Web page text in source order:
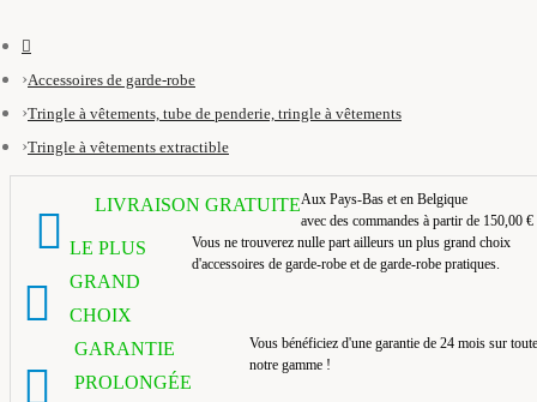
Accessoires de garde-robe
Tringle à vêtements, tube de penderie, tringle à vêtements
Tringle à vêtements extractible
LIVRAISON GRATUITEAux Pays-Bas et en Belgique
avec des commandes à partir de 150,00 €
LE PLUS
GRAND
CHOIX
Vous ne trouverez nulle part ailleurs un plus grand choix
d'accessoires de garde-robe et de garde-robe pratiques.
GARANTIE
PROLONGÉE
Vous bénéficiez d'une garantie de 24 mois sur
notre gamme !